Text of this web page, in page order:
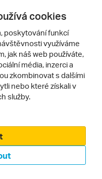
verze webu
cookies
poskytování funkcí
využíváme
jak náš web používáte,
média, inzerci a
zkombinovat s dalšími
nebo které získali v
služby.